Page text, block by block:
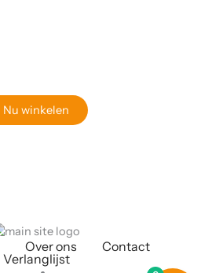
Nu winkelen
Over ons
Contact
Verlanglijst